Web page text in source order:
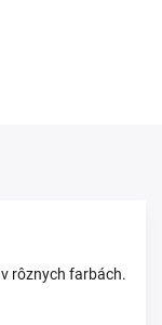
rôznych farbách.